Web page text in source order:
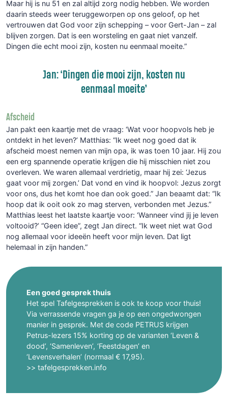
Maar hij is nu 51 en zal altijd zorg nodig hebben. We worden
daarin steeds weer teruggeworpen op ons geloof, op het
vertrouwen dat God voor zijn schepping – voor Gert-Jan – zal
blijven zorgen. Dat is een worsteling en gaat niet vanzelf.
Dingen die echt mooi zijn, kosten nu eenmaal moeite.”
Jan: ‘Dingen die mooi zijn, kosten nu
eenmaal moeite’
Afscheid
Jan pakt een kaartje met de vraag: ‘Wat voor hoopvols heb je
ontdekt in het leven?’ Matthias: “Ik weet nog goed dat ik
afscheid moest nemen van mijn opa, ik was toen 10 jaar. Hij zou
een erg spannende operatie krijgen die hij misschien niet zou
overleven. We waren allemaal verdrietig, maar hij zei: ‘Jezus
gaat voor mij zorgen.’ Dat vond en vind ik hoopvol: Jezus zorgt
voor ons, dus het komt hoe dan ook goed.” Jan beaamt dat: “Ik
hoop dat ik ooit ook zo mag sterven, verbonden met Jezus.”
Matthias leest het laatste kaartje voor: ‘Wanneer vind jij je leven
voltooid?’ “Geen idee”, zegt Jan direct. “Ik weet niet wat God
nog allemaal voor ideeën heeft voor mijn leven. Dat ligt
helemaal in zijn handen.”
Een goed gesprek thuis
Het spel Tafelgesprekken is ook te koop voor thuis!
Via verrassende vragen ga je op een ongedwongen
manier in gesprek. Met de code PETRUS krijgen
Petrus-lezers 15% korting op de varianten ‘Leven &
dood’, ‘Samenleven’, ‘Feestdagen’ en
‘Levensverhalen’ (normaal € 17,95).
>> tafelgesprekken.info